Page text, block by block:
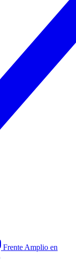
Frente Amplio en